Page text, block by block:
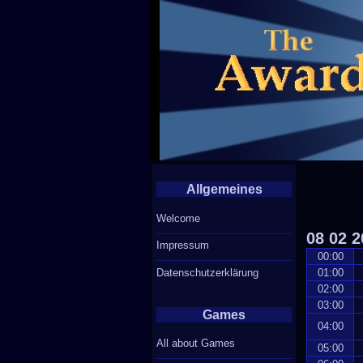
08 02
00:00
01:00
02:00
03:00
04:00
05:00
Allgemeines
Welcome
Impressum
Datenschutzerklärung
Games
All about Games